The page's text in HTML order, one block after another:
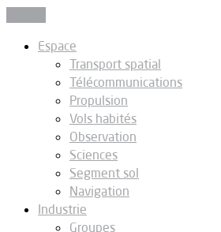
Espace
Transport spatial
Télécommunications
Propulsion
Vols habités
Observation
Sciences
Segment sol
Navigation
Industrie
Groupes